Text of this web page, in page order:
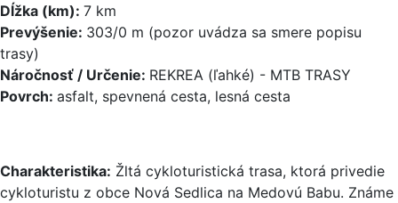
Dĺžka (km): 7 km
Prevýšenie: 303/0 m (pozor uvádza sa smere popisu
trasy)
Náročnosť / Určenie: REKREA (ľahké) - MTB TRASY
Povrch: asfalt, spevnená cesta, lesná cesta
Charakteristika: Žltá cykloturistická trasa, ktorá privedie
cykloturistu z obce Nová Sedlica na Medovú Babu. Známe